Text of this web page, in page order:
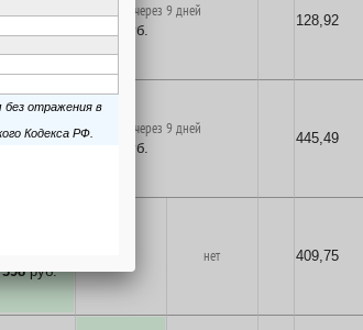
поставка на заказ через 9 дней
руб.
128,92
поставка на заказ через 9 дней
руб.
445,49
398руб.
нет 409,75